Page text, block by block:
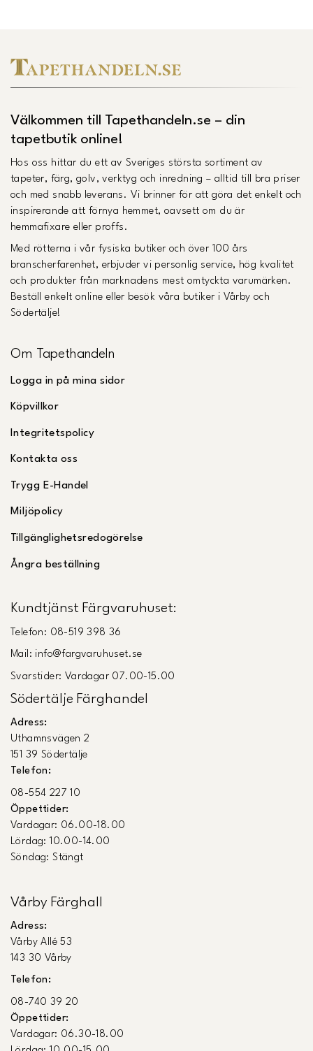
Välkommen till Tapethandeln.se – din
tapetbutik online!
Hos oss hittar du ett av Sveriges största sortiment av
tapeter, färg, golv, verktyg och inredning – alltid till bra priser
och med snabb leverans. Vi brinner för att göra det enkelt och
inspirerande att förnya hemmet, oavsett om du är
hemmafixare eller proffs.
Med rötterna i vår fysiska butiker och över 100 års
branscherfarenhet, erbjuder vi personlig service, hög kvalitet
och produkter från marknadens mest omtyckta varumärken.
Beställ enkelt online eller besök våra butiker i Vårby och
Södertälje!
Om Tapethandeln
Logga in på mina sidor
Köpvillkor
Integritetspolicy
Kontakta oss
Trygg E-Handel
Miljöpolicy
Tillgänglighetsredogörelse
Ångra beställning
Kundtjänst Färgvaruhuset:
Telefon: 08-519 398 36
Mail: info@fargvaruhuset.se
Svarstider: Vardagar 07.00-15.00
Södertälje Färghandel
Adress:
Uthamnsvägen 2
151 39 Södertälje
Telefon:
08-554 227 10
Öppettider:
Vardagar: 06.00-18.00
Lördag: 10.00-14.00
Söndag: Stängt
Vårby Färghall
Adress:
Vårby Allé 53
143 30 Vårby
Telefon:
08-740 39 20
Öppettider:
Vardagar: 06.30-18.00